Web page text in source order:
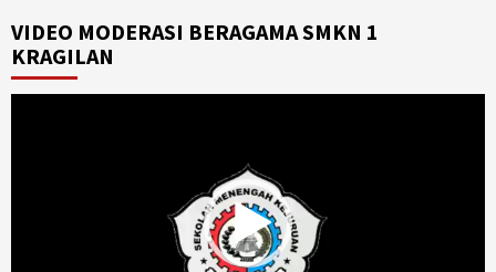
VIDEO MODERASI BERAGAMA SMKN 1
KRAGILAN